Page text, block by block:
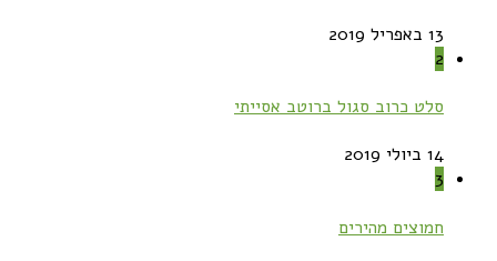
13 באפריל 2019
2
סלט כרוב סגול ברוטב אסייתי
14 ביולי 2019
3
חמוצים מהירים